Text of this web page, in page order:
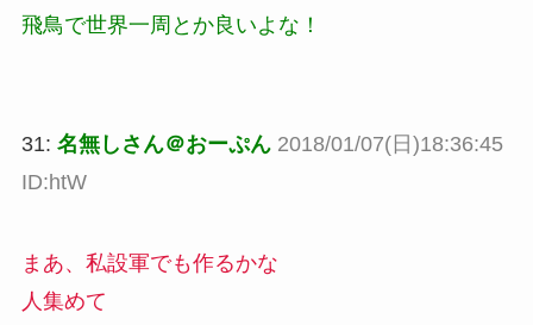
飛鳥で世界一周とか良いよな！
31: 名無しさん＠おーぷん 2018/01/07(日)18:36:45
ID:htW
まあ、私設軍でも作るかな
人集めて